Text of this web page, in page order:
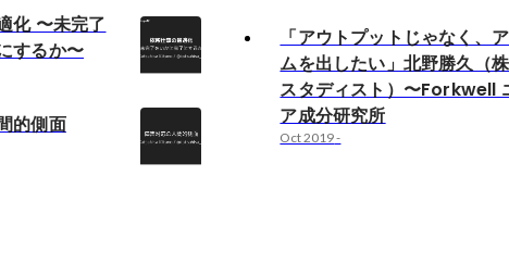
化 〜未完了
するか〜
的側面
「アウトプットじゃなく、
ムを出したい」北野勝久（
スタディスト）〜Forkwell
ア成分研究所
Oct 2019-